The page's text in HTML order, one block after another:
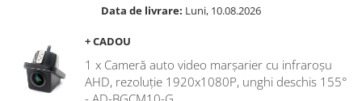
Data de livrare: Luni, 10.08.2026
+ CADOU
1 x Cameră auto video marșarier cu infraroșu
AHD, rezoluție 1920x1080P, unghi deschis 155°